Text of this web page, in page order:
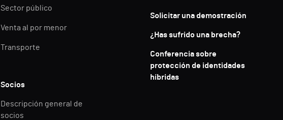
Sector público
Venta al por menor
Transporte
Socios
Descripción general de
socios
Solicitar una demostración
¿Has sufrido una brecha?
Conferencia sobre
protección de identidades
híbridas